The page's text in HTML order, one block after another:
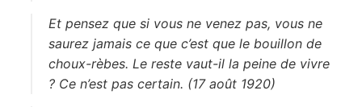
Et pensez que si vous ne venez pas, vous ne
saurez jamais ce que c’est que le bouillon de
choux-rèbes. Le reste vaut-il la peine de vivre
? Ce n’est pas certain. (17 août 1920)